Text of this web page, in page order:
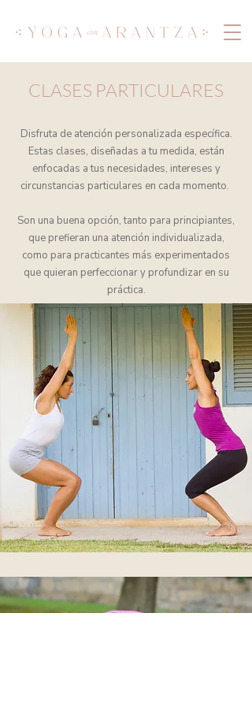
CLASES PARTICULARES
Disfruta de atención personalizada específica.
Estas clases, diseñadas a tu medida, están
enfocadas a tus necesidades, intereses y
circunstancias particulares en cada momento.
Son una buena opción, tanto para principiantes,
que prefieran una atención individualizada,
como para practicantes más experimentados
que quieran perfeccionar y profundizar en su
práctica.